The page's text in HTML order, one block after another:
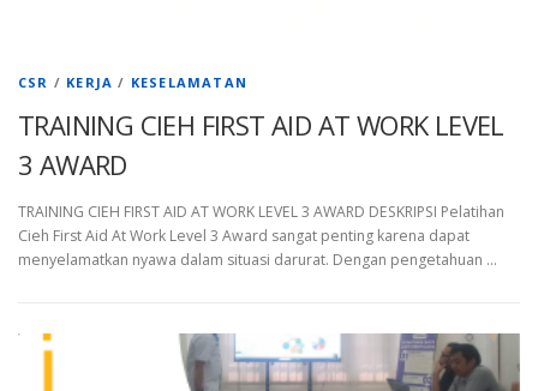
CSR / KERJA / KESELAMATAN
TRAINING CIEH FIRST AID AT WORK LEVEL
3 AWARD
TRAINING CIEH FIRST AID AT WORK LEVEL 3 AWARD DESKRIPSI Pelatihan
Cieh First Aid At Work Level 3 Award sangat penting karena dapat
menyelamatkan nyawa dalam situasi darurat. Dengan pengetahuan …